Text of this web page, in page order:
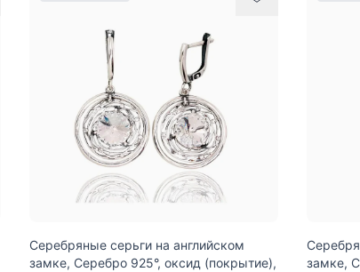
Серебряные серьги на английском
замке, Серебро 925°, оксид (покрытие),
замке,